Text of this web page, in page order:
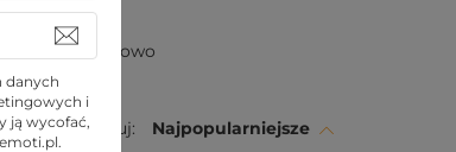
Resort Pobierowo
Sortuj: Najpopularniejsze
danych
i
ją wycofać,
.